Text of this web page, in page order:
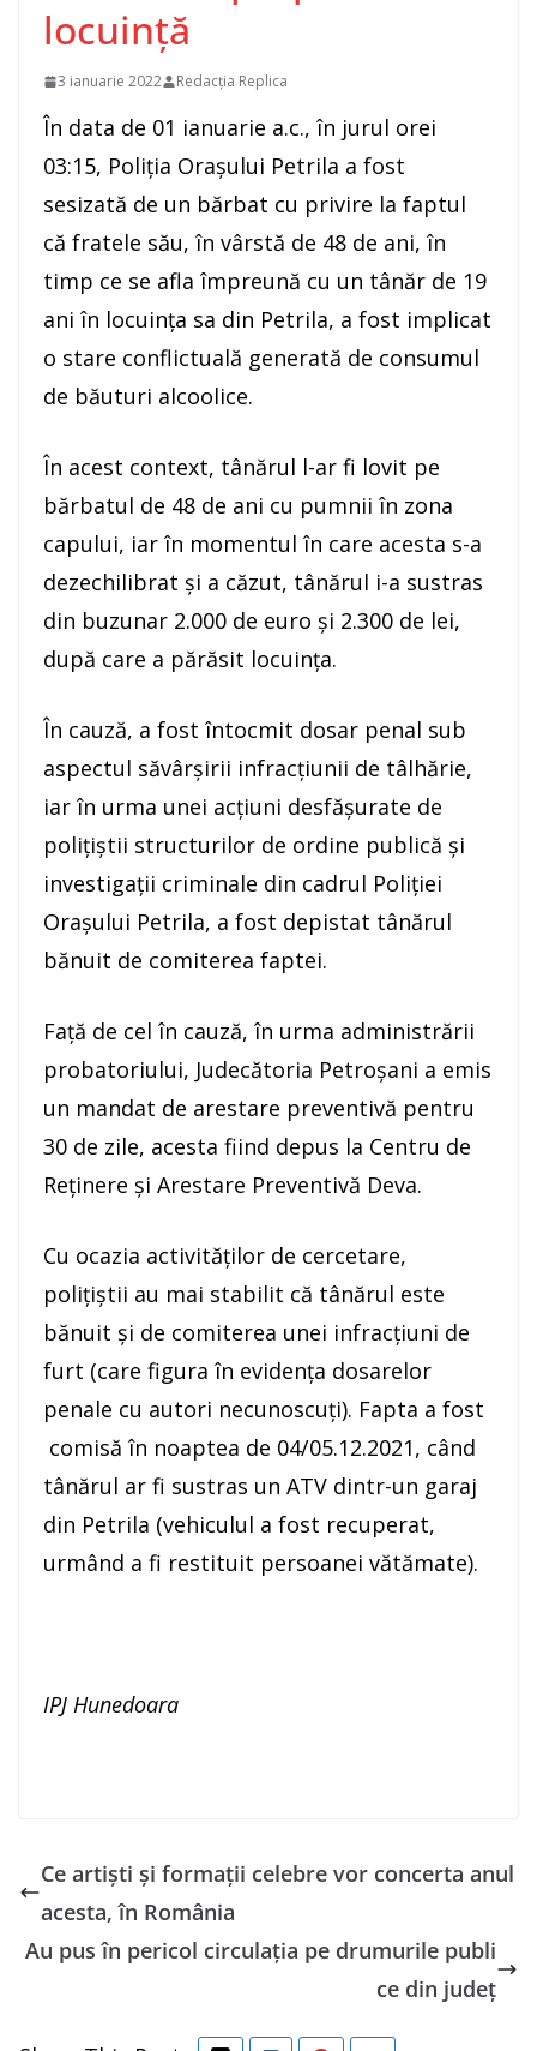
locuință
3 ianuarie 2022 Redacția Replica
În data de 01 ianuarie a.c., în jurul orei
03:15, Poliția Orașului Petrila a fost
sesizată de un bărbat cu privire la faptul
că fratele său, în vârstă de 48 de ani, în
timp ce se afla împreună cu un tânăr de 19
ani în locuința sa din Petrila, a fost implicat
o stare conflictuală generată de consumul
de băuturi alcoolice.
În acest context, tânărul l-ar fi lovit pe
bărbatul de 48 de ani cu pumnii în zona
capului, iar în momentul în care acesta s-a
dezechilibrat și a căzut, tânărul i-a sustras
din buzunar 2.000 de euro și 2.300 de lei,
după care a părăsit locuința.
În cauză, a fost întocmit dosar penal sub
aspectul săvârșirii infracțiunii de tâlhărie,
iar în urma unei acțiuni desfășurate de
poliţiştii structurilor de ordine publică şi
investigaţii criminale din cadrul Poliției
Orașului Petrila, a fost depistat tânărul
bănuit de comiterea faptei.
Faţă de cel în cauză, în urma administrării
probatoriului, Judecătoria Petroșani a emis
un mandat de arestare preventivă pentru
30 de zile, acesta fiind depus la Centru de
Reţinere şi Arestare Preventivă Deva.
Cu ocazia activităților de cercetare,
poliţiştii au mai stabilit că tânărul este
bănuit şi de comiterea unei infracţiuni de
furt (care figura în evidența dosarelor
penale cu autori necunoscuți). Fapta a fost
comisă în noaptea de 04/05.12.2021, când
tânărul ar fi sustras un ATV dintr-un garaj
din Petrila (vehiculul a fost recuperat,
urmând a fi restituit persoanei vătămate).
IPJ Hunedoara
Ce artiști și formații celebre vor concerta anul
acesta, în România
Au pus în pericol circulaţia pe drumurile publi
ce din județ